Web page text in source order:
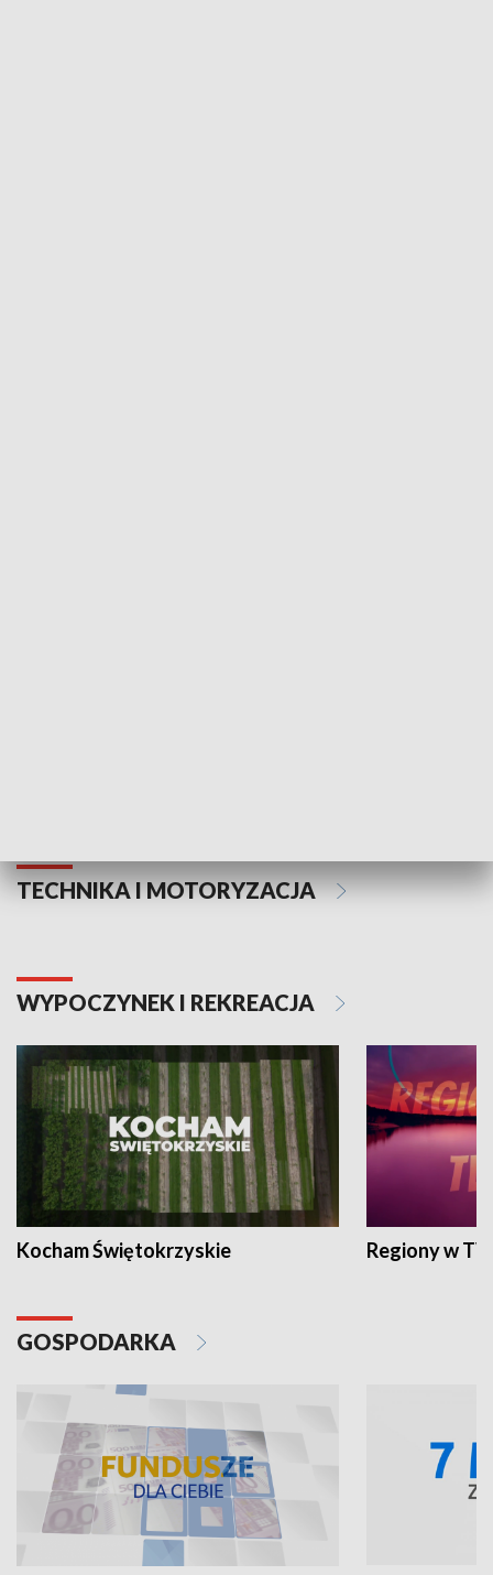
TECHNIKA I MOTORYZACJA
WYPOCZYNEK I REKREACJA
Kocham Świętokrzyskie Regiony w
GOSPODARKA